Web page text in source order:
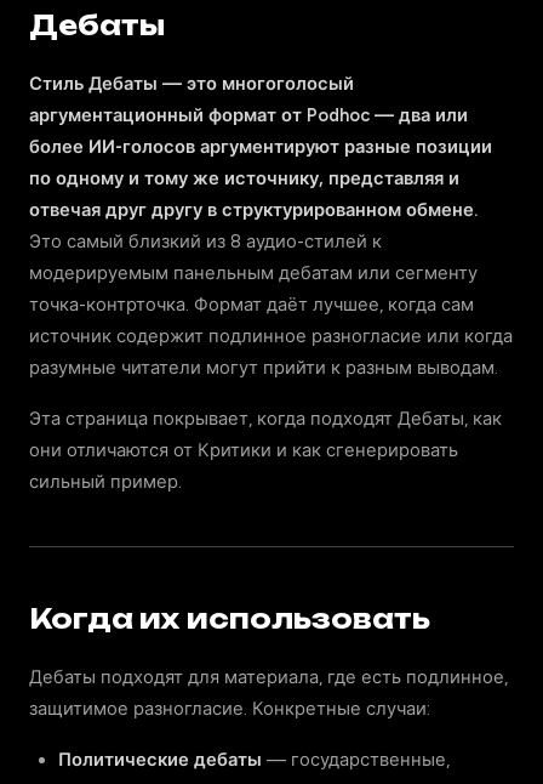
Дебаты
Стиль Дебаты — это многоголосый
аргументационный формат от Podhoc — два или
более ИИ-голосов аргументируют разные позиции
по одному и тому же источнику, представляя и
отвечая друг другу в структурированном обмене.
Это самый близкий из 8 аудио-стилей к
модерируемым панельным дебатам или сегменту
точка-контрточка. Формат даёт лучшее, когда сам
источник содержит подлинное разногласие или когда
разумные читатели могут прийти к разным выводам.
Эта страница покрывает, когда подходят Дебаты, как
они отличаются от Критики и как сгенерировать
сильный пример.
Когда их использовать
Дебаты подходят для материала, где есть подлинное,
защитимое разногласие. Конкретные случаи:
Политические дебаты — государственные,